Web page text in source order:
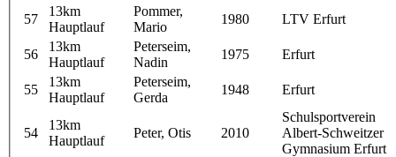
57
13km
Hauptlauf
Pommer,
Mario
1980 LTV Erfurt
56
13km
Hauptlauf
Peterseim,
Nadin
1975 Erfurt
55
13km
Hauptlauf
Peterseim,
Gerda
1948 Erfurt
54
13km
Hauptlauf
Peter, Otis 2010
Schulsportverein
Albert-Schweitzer
Gymnasium Erfurt